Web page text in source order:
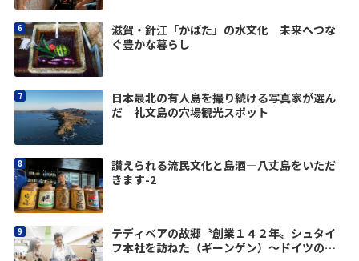
滋賀・針江「かばた」の水文化 未来へつな
ぐ豊かな暮らし
日本最北の有人島を撮り続ける写真家が選ん
だ 礼文島の穴場観光スポット
讃えられる流民文化と島酒―八丈島をいただ
きます-2
テディベアの故郷〝創業１４２年〟シュタイ
フ本社を訪ねた（ギーンゲン）〜ドイツの優